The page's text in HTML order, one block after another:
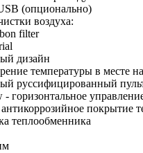
(опционально)
воздуха:
filter
дизайн
температуры в месте
руссифицированный
горизонтальное
покрытие
теплообменника